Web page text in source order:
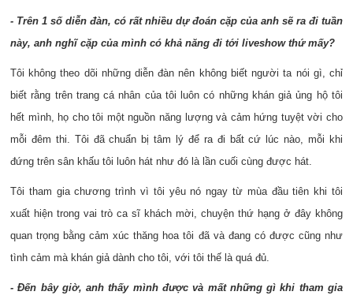
- Trên 1 số diễn đàn, có rất nhiều dự đoán cặp của anh sẽ ra đi tuần
này, anh nghĩ cặp của mình có khả năng đi tới liveshow thứ mấy?
Tôi không theo dõi những diễn đàn nên không biết người ta nói gì, chỉ
biết rằng trên trang cá nhân của tôi luôn có những khán giả ủng hộ tôi
hết mình, họ cho tôi một nguồn năng lượng và cảm hứng tuyệt vời cho
mỗi đêm thi. Tôi đã chuẩn bị tâm lý để ra đi bất cứ lúc nào, mỗi khi
đứng trên sân khấu tôi luôn hát như đó là lần cuối cùng được hát.
Tôi tham gia chương trình vì tôi yêu nó ngay từ mùa đầu tiên khi tôi
xuất hiện trong vai trò ca sĩ khách mời, chuyện thứ hạng ở đây không
quan trọng bằng cảm xúc thăng hoa tôi đã và đang có được cũng như
tình cảm mà khán giả dành cho tôi, với tôi thế là quá đủ.
- Đến bây giờ, anh thấy mình được và mất những gì khi tham gia